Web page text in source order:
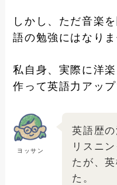
しかし、ただ音楽
語の勉強にはなりま
私自身、実際に洋
作って英語力アッ
ヨッサン
英語歴の
リスニ
たが、
た。